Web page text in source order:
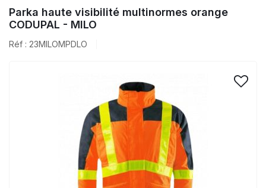
Parka haute visibilité multinormes orange
CODUPAL - MILO
Réf : 23MILOMPDLO